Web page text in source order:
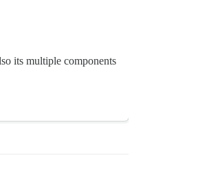
its multiple components